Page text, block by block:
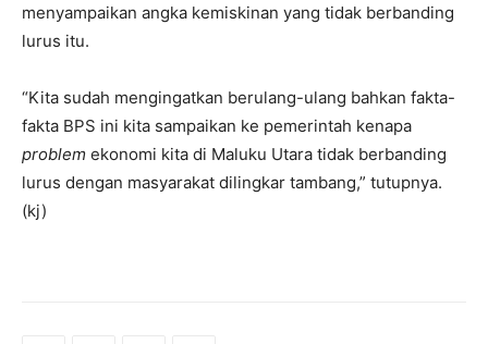
menyampaikan angka kemiskinan yang tidak berbanding
lurus itu.
“Kita sudah mengingatkan berulang-ulang bahkan fakta-
fakta BPS ini kita sampaikan ke pemerintah kenapa
problem ekonomi kita di Maluku Utara tidak berbanding
lurus dengan masyarakat dilingkar tambang,” tutupnya.
(kj)